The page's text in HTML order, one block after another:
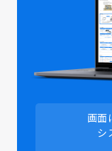
画面
シ